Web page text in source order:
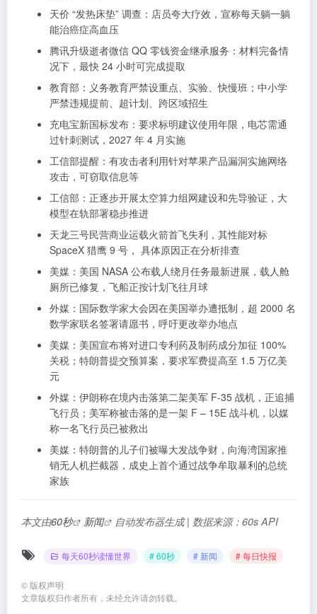
天价 “发热床垫” 调查：店员夸大疗效，宣称每天躺一躺
能治癌症高血压
腾讯升级逝者微信 QQ 零钱资金继承服务：材料完备情
况下，最快 24 小时可完成提取
教育部：义务教育严禁设重点、实验、快慢班；中小学
严禁违规提前、超计划、跨区域招生
充电宝新国标发布：要求标明建议使用年限，电芯需通
过针刺测试，2027 年 4 月实施
工信部提醒：有攻击者利用针对苹果产品漏洞实施网络
攻击，可窃取信息等
工信部：正逐步开展太空算力组网建设和先导验证，大
模型在轨部署稳步推进
天龙三号民营商业运载火箭首飞失利，其性能对标
SpaceX 猎鹰 9 号， 具体原因正在分析排查
美媒：美国 NASA 公布载人绕月任务最新进展，载人舱
厕所已修复，飞船正按计划飞往月球
外媒：国际数学家大会因在美国举办遭抵制，超 2000 名
数学家联名签署请愿书，呼吁更改举办地点
美媒：美国宣布将对进口专利药及制药成分加征 100%
关税；特朗普提交预算案，要求军费提高至 1.5 万亿美
元
外媒：伊朗称在境内击落第二架美军 F-35 战机，正追捕
飞行员；美军称被击落的是一架 F – 15E 战斗机，以媒
称一名飞行员已被救出
美媒：特朗普的儿子们被曝大发战争财，向海湾国家推
销无人机拦截器，成史上首个通过战争牟取暴利的总统
家族
本文由60秒 新闻 自动发布器生成 | 数据来源：60s API
每天60秒读懂世界 # 60秒 # 新闻 # 每日快报
© 版权声明
文章版权归作者所有，未经允许请勿转载。